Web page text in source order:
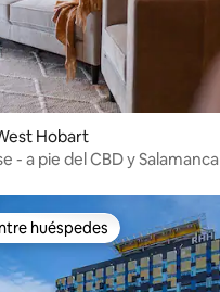
Hobart
- a pie del CBD y Salamanca
huéspedes
huéspedes